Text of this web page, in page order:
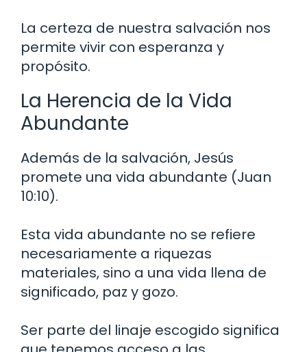
La certeza de nuestra salvación nos
permite vivir con esperanza y
propósito.
La Herencia de la Vida
Abundante
Además de la salvación, Jesús
promete una vida abundante (Juan
10:10).
Esta vida abundante no se refiere
necesariamente a riquezas
materiales, sino a una vida llena de
significado, paz y gozo.
Ser parte del linaje escogido significa